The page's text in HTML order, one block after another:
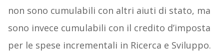
non sono cumulabili con altri aiuti di stato, ma
sono invece cumulabili con il credito d’imposta
per le spese incrementali in Ricerca e Sviluppo.